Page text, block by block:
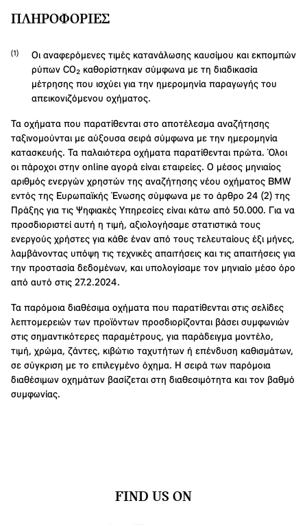
ΠΛΗΡΟΦΟΡΊΕΣ
Οι αναφερόμενες τιμές κατανάλωσης καυσίμου και εκπομπών
ρύπων CO₂ καθορίστηκαν σύμφωνα με τη διαδικασία
μέτρησης που ισχύει για την ημερομηνία παραγωγής του
απεικονιζόμενου οχήματος.
Τα οχήματα που παρατίθενται στο αποτέλεσμα αναζήτησης
ταξινομούνται με αύξουσα σειρά σύμφωνα με την ημερομηνία
κατασκευής. Τα παλαιότερα οχήματα παρατίθενται πρώτα. Όλοι
οι πάροχοι στην online αγορά είναι εταιρείες. Ο μέσος μηνιαίος
αριθμός ενεργών χρηστών της αναζήτησης νέου οχήματος BMW
εντός της Ευρωπαϊκής Ένωσης σύμφωνα με το άρθρο 24 (2) της
Πράξης για τις Ψηφιακές Υπηρεσίες είναι κάτω από 50.000. Για να
προσδιοριστεί αυτή η τιμή, αξιολογήσαμε στατιστικά τους
ενεργούς χρήστες για κάθε έναν από τους τελευταίους έξι μήνες,
λαμβάνοντας υπόψη τις τεχνικές απαιτήσεις και τις απαιτήσεις για
την προστασία δεδομένων, και υπολογίσαμε τον μηνιαίο μέσο όρο
από αυτό στις 27.2.2024.
Τα παρόμοια διαθέσιμα οχήματα που παρατίθενται στις σελίδες
λεπτομερειών των προϊόντων προσδιορίζονται βάσει συμφωνιών
στις σημαντικότερες παραμέτρους, για παράδειγμα μοντέλο,
τιμή, χρώμα, ζάντες, κιβώτιο ταχυτήτων ή επένδυση καθισμάτων,
σε σύγκριση με το επιλεγμένο όχημα. Η σειρά των παρόμοια
διαθέσιμων οχημάτων βασίζεται στη διαθεσιμότητα και τον βαθμό
συμφωνίας.
FIND US ON